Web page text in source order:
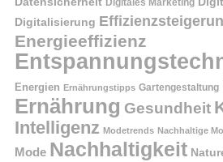
Digitales Marketing
Digitalisierung
Energieeffizienz
Energien Ernährungstipps Gartengestaltung
Ernährung Gesundheit
Intelligenz Modetrends Nachhaltige
Mode Nachhaltigkeit